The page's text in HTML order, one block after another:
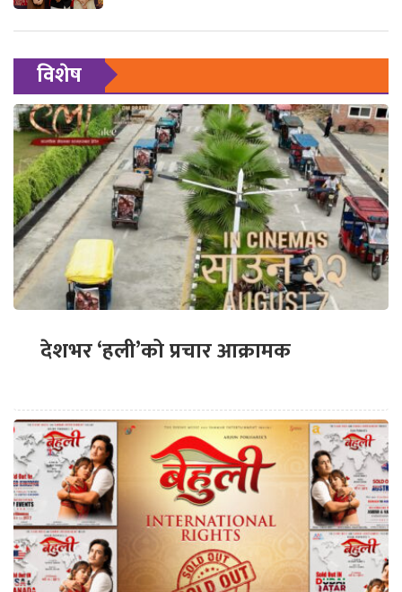
विशेष
देशभर ‘हली’को प्रचार आक्रामक